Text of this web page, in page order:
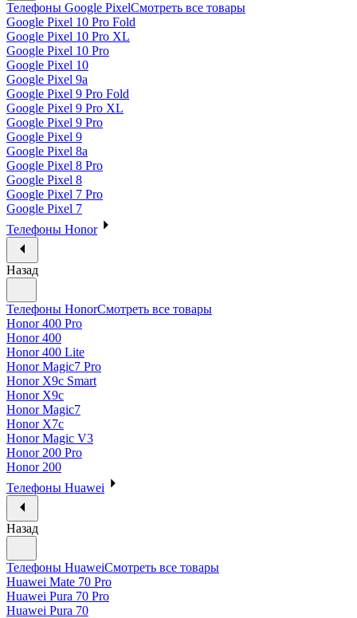
Телефоны Google PixelСмотреть все товары
Google Pixel 10 Pro Fold
Google Pixel 10 Pro XL
Google Pixel 10 Pro
Google Pixel 10
Google Pixel 9a
Google Pixel 9 Pro Fold
Google Pixel 9 Pro XL
Google Pixel 9 Pro
Google Pixel 9
Google Pixel 8a
Google Pixel 8 Pro
Google Pixel 8
Google Pixel 7 Pro
Google Pixel 7
Телефоны Honor
Назад
Телефоны HonorСмотреть все товары
Honor 400 Pro
Honor 400
Honor 400 Lite
Honor Magic7 Pro
Honor X9c Smart
Honor X9c
Honor Magic7
Honor X7c
Honor Magic V3
Honor 200 Pro
Honor 200
Телефоны Huawei
Назад
Телефоны HuaweiСмотреть все товары
Huawei Mate 70 Pro
Huawei Pura 70 Pro
Huawei Pura 70